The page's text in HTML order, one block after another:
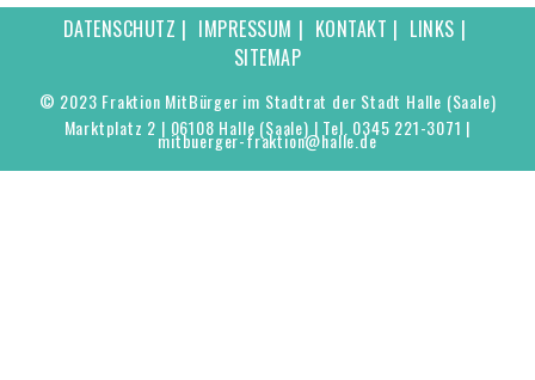
DATENSCHUTZ IMPRESSUM KONTAKT
LINKS
SITEMAP
© 2023 Fraktion MitBürger im Stadtrat der Stadt Halle (Saale)
Marktplatz 2 | 06108 Halle (Saale) | Tel. 0345 221-3071 |
mitbuerger-fraktion@halle.de